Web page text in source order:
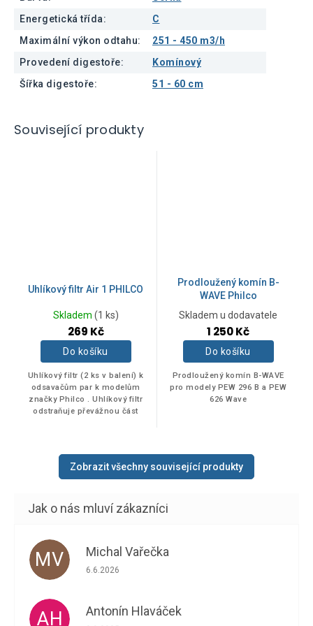
Energetická třída:
C
Maximální výkon odtahu:
251 - 450 m3/h
Provedení digestoře:
Komínový
Šířka digestoře: 51 - 60 cm
Související produkty
Uhlíkový filtr Air 1 PHILCO
Skladem (1 ks)
269 Kč
Do košíku
Uhlíkový filtr (2 ks v balení) k
odsavačům par k modelům
značky Philco . Uhlíkový filtr
odstraňuje převážnou část
Prodloužený komín B-
WAVE Philco
Skladem u dodavatele
1 250 Kč
Do košíku
Prodloužený komín B-WAVE
pro modely PEW 296 B a PEW
626 Wave
Zobrazit všechny související produkty
MV Michal Vařečka
Hodnocení obchodu je 5 z 5 hvězdiček.
6.6.2026
AH Antonín Hlaváček